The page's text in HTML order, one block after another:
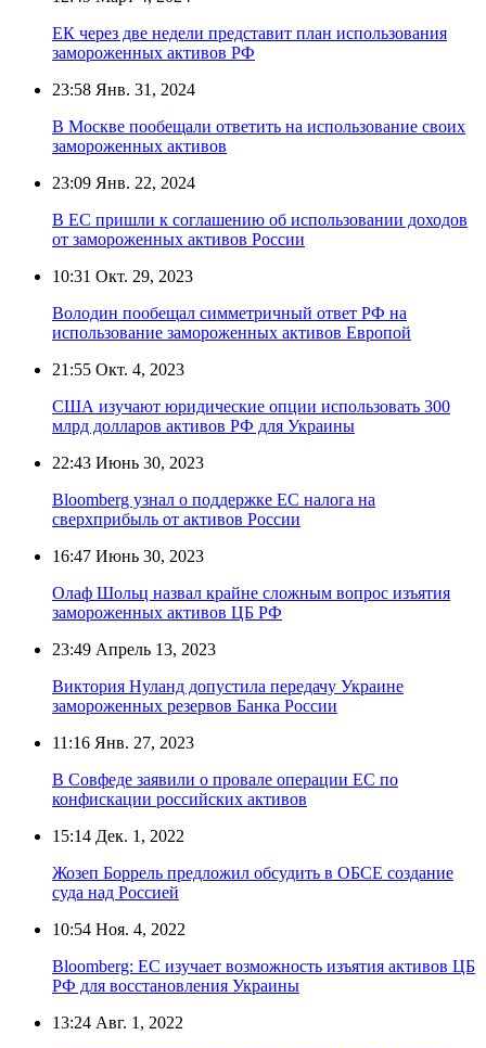
ЕК через две недели представит план использования
замороженных активов РФ
23:58 Янв. 31, 2024
В Москве пообещали ответить на использование своих
замороженных активов
23:09 Янв. 22, 2024
В ЕС пришли к соглашению об использовании доходов
от замороженных активов России
10:31 Окт. 29, 2023
Володин пообещал симметричный ответ РФ на
использование замороженных активов Европой
21:55 Окт. 4, 2023
США изучают юридические опции использовать 300
млрд долларов активов РФ для Украины
22:43 Июнь 30, 2023
Bloomberg узнал о поддержке ЕС налога на
сверхприбыль от активов России
16:47 Июнь 30, 2023
Олаф Шольц назвал крайне сложным вопрос изъятия
замороженных активов ЦБ РФ
23:49 Апрель 13, 2023
Виктория Нуланд допустила передачу Украине
замороженных резервов Банка России
11:16 Янв. 27, 2023
В Совфеде заявили о провале операции ЕС по
конфискации российских активов
15:14 Дек. 1, 2022
Жозеп Боррель предложил обсудить в ОБСЕ создание
суда над Россией
10:54 Ноя. 4, 2022
Bloomberg: ЕС изучает возможность изъятия активов ЦБ
РФ для восстановления Украины
13:24 Авг. 1, 2022